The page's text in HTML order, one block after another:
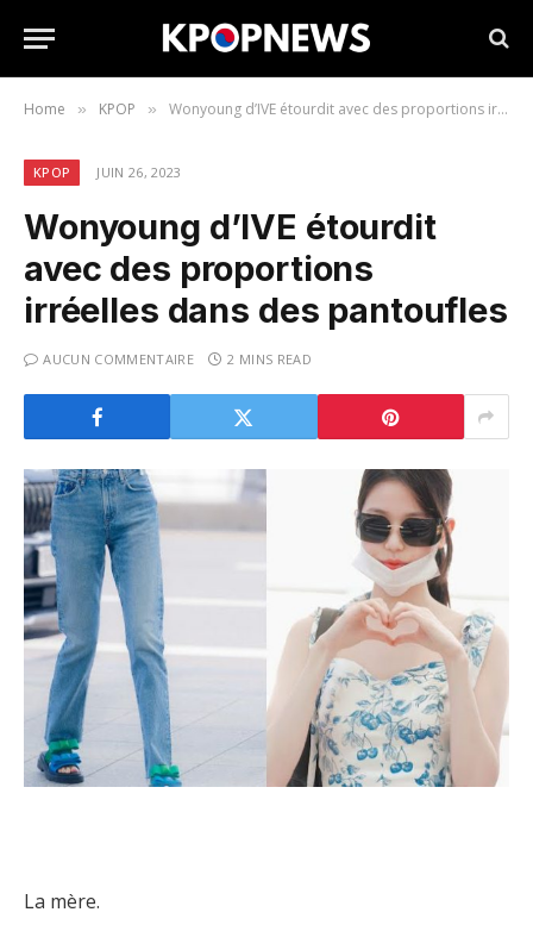
Home » KPOP » Wonyoung d’IVE étourdit avec des proportions irréelles dans des pantoufles
KPOP JUIN 26, 2023
Wonyoung d’IVE étourdit
avec des proportions
irréelles dans des pantoufles
AUCUN COMMENTAIRE 2 MINS READ
La mère.